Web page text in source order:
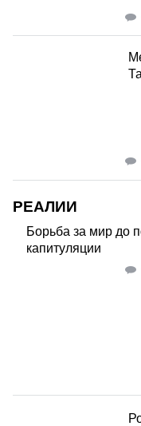
РЕАЛИИ
Борьба за мир до
капитуляции